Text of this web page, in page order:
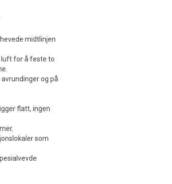
midtlinjen
luft for å feste to
og på
flatt, ingen
som